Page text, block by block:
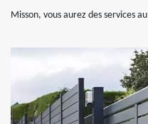
Misson, vous aurez des services